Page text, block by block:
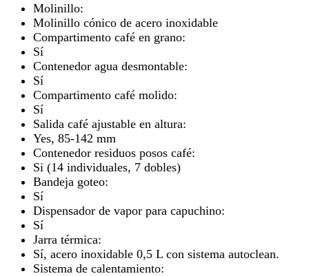
Molinillo:
Molinillo cónico de acero inoxidable
Compartimento café en grano:
Sí
Contenedor agua desmontable:
Sí
Compartimento café molido:
Sí
Salida café ajustable en altura:
Yes, 85-142 mm
Contenedor residuos posos café:
Si (14 individuales, 7 dobles)
Bandeja goteo:
Sí
Dispensador de vapor para capuchino:
Sí
Jarra térmica:
Sí, acero inoxidable 0,5 L con sistema autoclean.
Sistema de calentamiento: